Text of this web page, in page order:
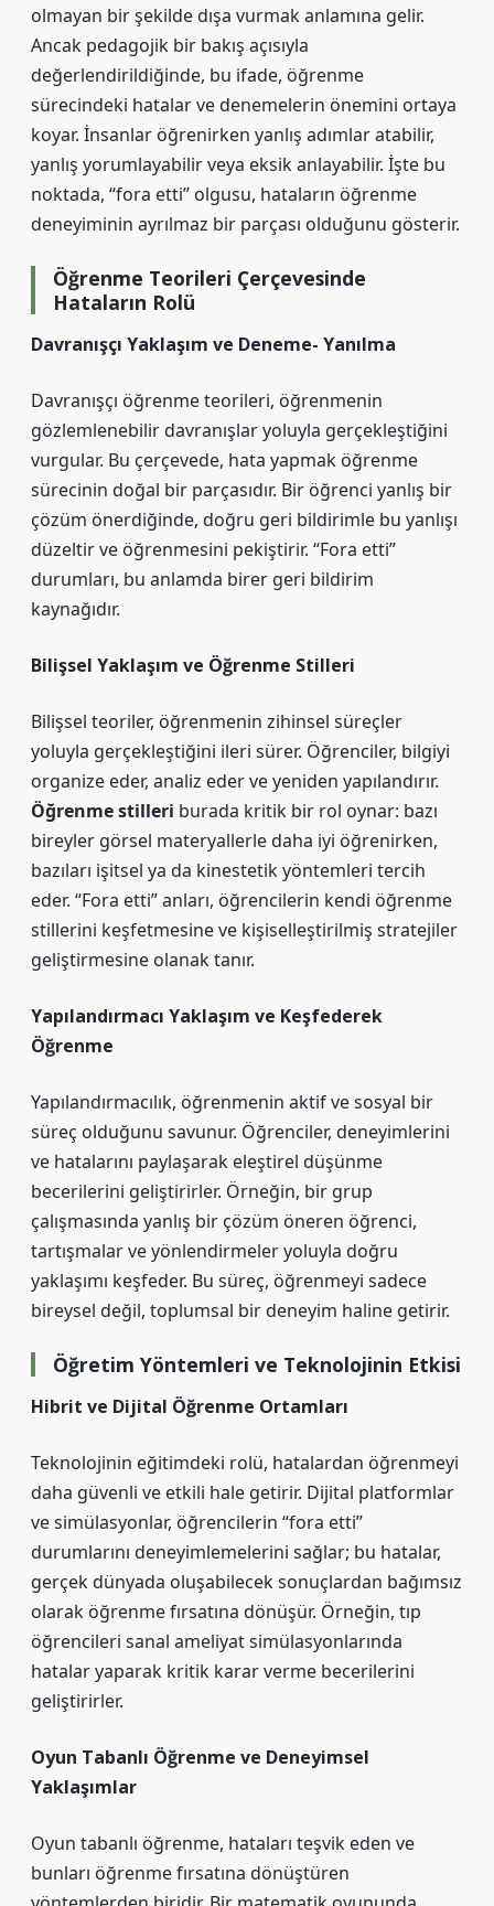
olmayan bir şekilde dışa vurmak anlamına gelir.
Ancak pedagojik bir bakış açısıyla
değerlendirildiğinde, bu ifade, öğrenme
sürecindeki hatalar ve denemelerin önemini ortaya
koyar. İnsanlar öğrenirken yanlış adımlar atabilir,
yanlış yorumlayabilir veya eksik anlayabilir. İşte bu
noktada, “fora etti” olgusu, hataların öğrenme
deneyiminin ayrılmaz bir parçası olduğunu gösterir.
Öğrenme Teorileri Çerçevesinde
Hataların Rolü
Davranışçı Yaklaşım ve Deneme- Yanılma
Davranışçı öğrenme teorileri, öğrenmenin
gözlemlenebilir davranışlar yoluyla gerçekleştiğini
vurgular. Bu çerçevede, hata yapmak öğrenme
sürecinin doğal bir parçasıdır. Bir öğrenci yanlış bir
çözüm önerdiğinde, doğru geri bildirimle bu yanlışı
düzeltir ve öğrenmesini pekiştirir. “Fora etti”
durumları, bu anlamda birer geri bildirim
kaynağıdır.
Bilişsel Yaklaşım ve Öğrenme Stilleri
Bilişsel teoriler, öğrenmenin zihinsel süreçler
yoluyla gerçekleştiğini ileri sürer. Öğrenciler, bilgiyi
organize eder, analiz eder ve yeniden yapılandırır.
Öğrenme stilleri burada kritik bir rol oynar: bazı
bireyler görsel materyallerle daha iyi öğrenirken,
bazıları işitsel ya da kinestetik yöntemleri tercih
eder. “Fora etti” anları, öğrencilerin kendi öğrenme
stillerini keşfetmesine ve kişiselleştirilmiş stratejiler
geliştirmesine olanak tanır.
Yapılandırmacı Yaklaşım ve Keşfederek
Öğrenme
Yapılandırmacılık, öğrenmenin aktif ve sosyal bir
süreç olduğunu savunur. Öğrenciler, deneyimlerini
ve hatalarını paylaşarak eleştirel düşünme
becerilerini geliştirirler. Örneğin, bir grup
çalışmasında yanlış bir çözüm öneren öğrenci,
tartışmalar ve yönlendirmeler yoluyla doğru
yaklaşımı keşfeder. Bu süreç, öğrenmeyi sadece
bireysel değil, toplumsal bir deneyim haline getirir.
Öğretim Yöntemleri ve Teknolojinin Etkisi
Hibrit ve Dijital Öğrenme Ortamları
Teknolojinin eğitimdeki rolü, hatalardan öğrenmeyi
daha güvenli ve etkili hale getirir. Dijital platformlar
ve simülasyonlar, öğrencilerin “fora etti”
durumlarını deneyimlemelerini sağlar; bu hatalar,
gerçek dünyada oluşabilecek sonuçlardan bağımsız
olarak öğrenme fırsatına dönüşür. Örneğin, tıp
öğrencileri sanal ameliyat simülasyonlarında
hatalar yaparak kritik karar verme becerilerini
geliştirirler.
Oyun Tabanlı Öğrenme ve Deneyimsel
Yaklaşımlar
Oyun tabanlı öğrenme, hataları teşvik eden ve
bunları öğrenme fırsatına dönüştüren